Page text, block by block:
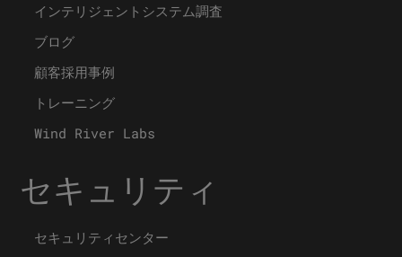
インテリジェントシステム調査
ブログ
顧客採用事例
トレーニング
Wind River Labs
セキュリティ
セキュリティセンター